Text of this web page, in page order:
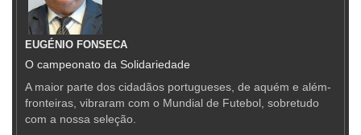
EUGÉNIO FONSECA
O campeonato da Solidariedade
A maior parte dos cidadãos portugueses, de aquém e além-
fronteiras, vibraram com o Mundial de Futebol, sobretudo
com a nossa seleção.